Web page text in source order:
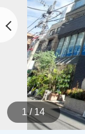
1 / 14